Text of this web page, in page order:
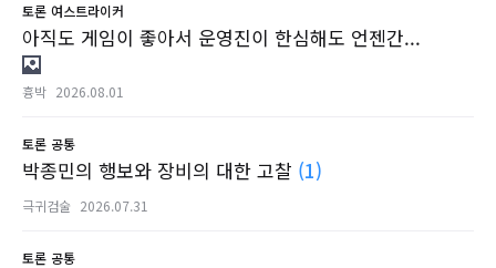
토론 여스트라이커
아직도 게임이 좋아서 운영진이 한심해도 언젠간...
흉박 2026.08.01
토론 공통
박종민의 행보와 장비의 대한 고찰 (1)
극귀검술 2026.07.31
토론 공통